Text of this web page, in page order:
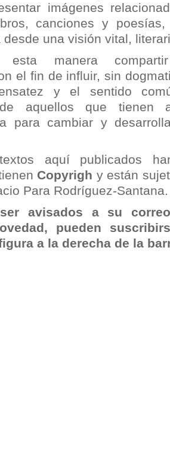
imágenes
canciones y
desde una visión vital,
manera
el fin de influir, sin
y el sentido
aquellos que tienen
para cambiar y
aquí publicados
Copyrigh y están
Para Rodríguez-Santana.
avisados a su
pueden
a la derecha de la